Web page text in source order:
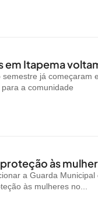
em Itapema
semestre já começaram
a comunidade
às
a Guarda
às mulheres no...